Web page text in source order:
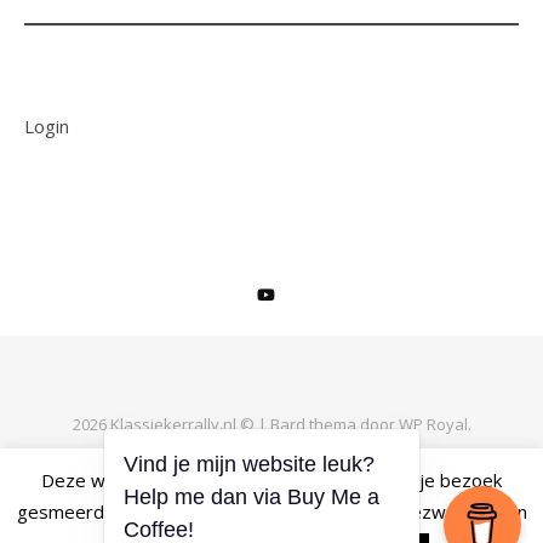
Login
2026 Klassiekerrally.nl © |Bard thema doorWP Royal.
TERUG NAAR BOVEN
Deze website maakt gebruik van cookies om je bezoek
gesmeerd te laten verlopen. Als je daar geen bezwaar tegen
Vind je mijn website leuk?
Help me dan via Buy Me a
Coffee!